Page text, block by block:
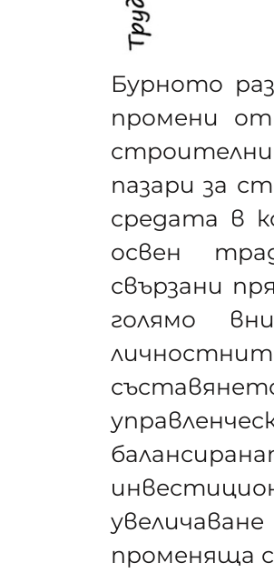
Бурното
промени
пазари за
средата в
освен
свързани
голямо
променяща